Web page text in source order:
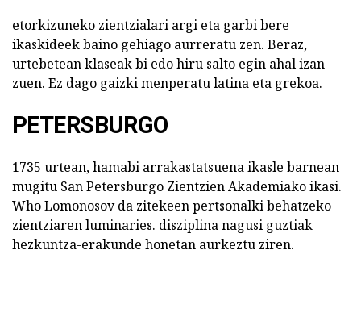
etorkizuneko zientzialari argi eta garbi bere
ikaskideek baino gehiago aurreratu zen. Beraz,
urtebetean klaseak bi edo hiru salto egin ahal izan
zuen. Ez dago gaizki menperatu latina eta grekoa.
PETERSBURGO
1735 urtean, hamabi arrakastatsuena ikasle barnean
mugitu San Petersburgo Zientzien Akademiako ikasi.
Who Lomonosov da zitekeen pertsonalki behatzeko
zientziaren luminaries. disziplina nagusi guztiak
hezkuntza-erakunde honetan aurkeztu ziren.